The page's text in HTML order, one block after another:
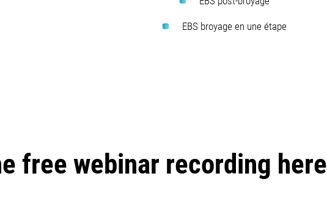
EBS broyage en une étape
free webinar recording here